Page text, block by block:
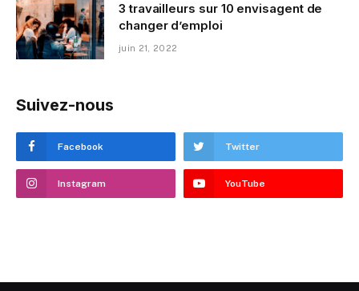
3 travailleurs sur 10 envisagent de
changer d’emploi
juin 21, 2022
Suivez-nous
Facebook Twitter
Instagram YouTube